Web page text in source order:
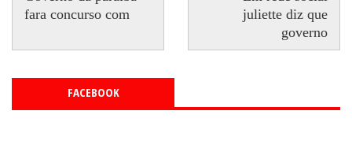
fara concurso com
juliette diz que
governo
FACEBOOK